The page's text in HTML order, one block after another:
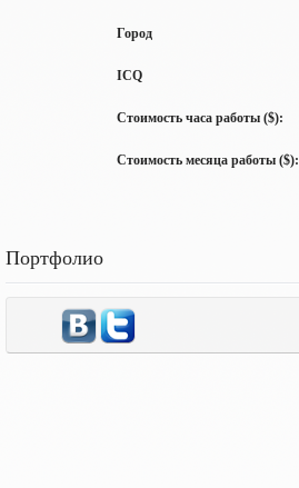
Город
ICQ
Стоимость часа работы ($):
Стоимость месяца работы ($):
Портфолио